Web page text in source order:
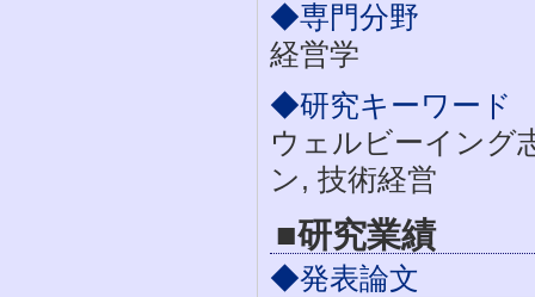
◆専門分野
経営学
◆研究キーワード
ウェルビーイング
ン, 技術経営
■研究業績
◆発表論文